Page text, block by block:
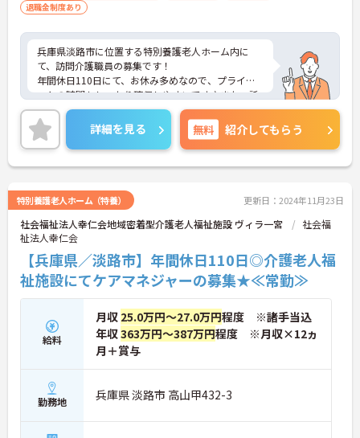
退職金制度あり
兵庫県淡路市に位置する特別養護老人ホーム内に
て、訪問介護職員の募集です！
年間休日110日にて、お休み多めなので、プライベ
ートの時間もしっかり確保しやすいです♪また、託
児所完備や、人間ドッグ、入居可能住宅といったよ
うにその他福利厚生がとても充実しています◎
ご興味のある方は、マイナビ介護職までお問い合わ
せください。
詳細を見る 無料 紹介してもらう
特別養護老人ホーム（特養） 更新日：2024年11月23日
社会福祉法人幸仁会地域密着型介護老人福祉施設 ヴィラ一宮
社会福
祉法人幸仁会
【兵庫県／淡路市】年間休日110日◎介護老人福
祉施設にてケアマネジャーの募集★≪常勤≫
給料
月収 25.0万円～27.0万円程度 ※諸手当込
年収363万円～387万円程度 ※月収×12ヵ
月＋賞与
勤務地 兵庫県 淡路市 高山甲432-3